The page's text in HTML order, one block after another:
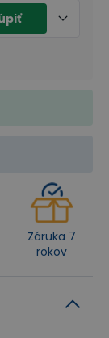
Záruka 7
rokov